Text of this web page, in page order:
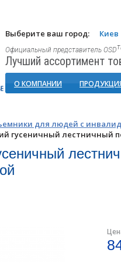
Выберите ваш город: Киев
Официальный представитель OSD
Лучший ассортимент
О КОМПАНИИ
для людей с
гусеничный лестничный